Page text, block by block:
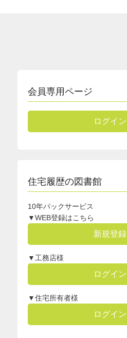
会員専用ページ
ログイン
住宅履歴の図書館
10年パックサービス
▼WEB登録はこちら
新規登録
▼工務店様
ログイン
▼住宅所有者様
ログイン